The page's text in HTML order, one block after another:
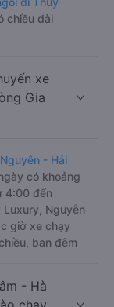
chiều dài
xe
Gia
- Hải
có khoảng
4:00 đến
Nguyễn
giờ xe chạy
ban đêm
- Hà